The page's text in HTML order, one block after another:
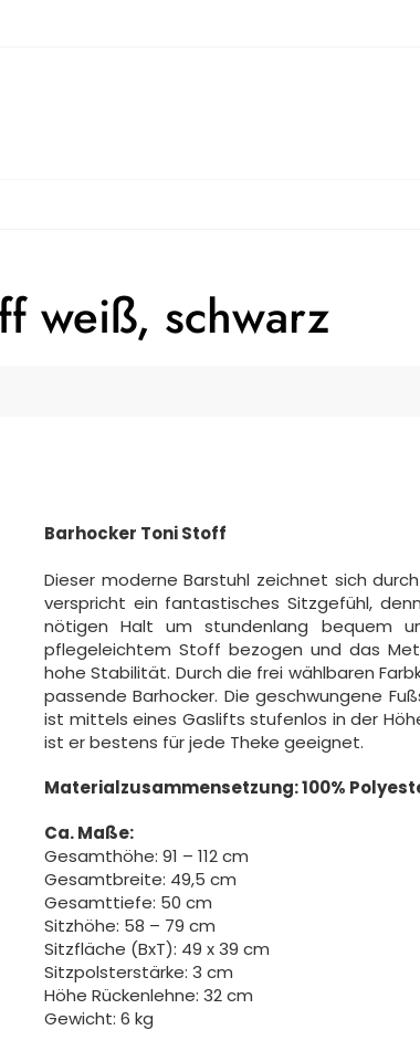
weiß, schwarz
Barhocker Toni Stoff
Dieser moderne Barstuhl zeichnet sich
verspricht ein fantastisches Sitzgefühl,
nötigen Halt um stundenlang bequem
pflegeleichtem Stoff bezogen und das
hohe Stabilität. Durch die frei wählbaren
passende Barhocker. Die geschwungene
ist mittels eines Gaslifts stufenlos in der
ist er bestens für jede Theke geeignet.
Materialzusammensetzung: 100%
Ca. Maße:
Gesamthöhe: 91 – 112 cm
Gesamtbreite: 49,5 cm
Gesamttiefe: 50 cm
Sitzhöhe: 58 – 79 cm
Sitzfläche (BxT): 49 x 39 cm
Sitzpolsterstärke: 3 cm
Höhe Rückenlehne: 32 cm
Gewicht: 6 kg